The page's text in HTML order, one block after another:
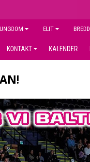
UNGDOM ELIT BREDD
KONTAKT KALENDER